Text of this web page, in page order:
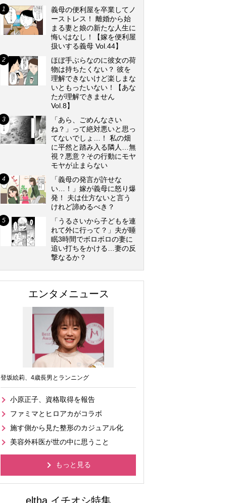
義母の便利屋を卒業してノ
ーストレス！ 離婚から始
まる妻と娘の新たな人生に
悔いはなし！【嫁を便利屋
扱いする義母 Vol.44】
ほぼ手ぶらなのに彼女の荷
物は持ちたくない？ 彼を
理解できないけど楽しまな
いともったいない！【あな
たが理解できません
Vol.8】
「あら、ごめんなさい
ね？」って絶対悪いと思っ
てないでしょ…！ 私の畑
に平然と踏み入る隣人…無
視？悪意？その行動にモヤ
モヤが止まらない
「義母の発言が許せな
い…！」嫁が義母に怒り爆
発！ 夫は仕方ないと言う
けれど諦めるべき？
「うるさいから子どもを連
れて外に行って？」夫が睡
眠3時間でボロボロの妻に
追い打ちをかける…妻の反
撃なるか？
エンタメニュース
登坂絵莉、4歳長男とランニング
小原正子、資格取得を報告
ファミマとヒロアカがコラボ
施す側から見た整形のカジュアル化
美容外科医が世の中に思うこと
もっと見る